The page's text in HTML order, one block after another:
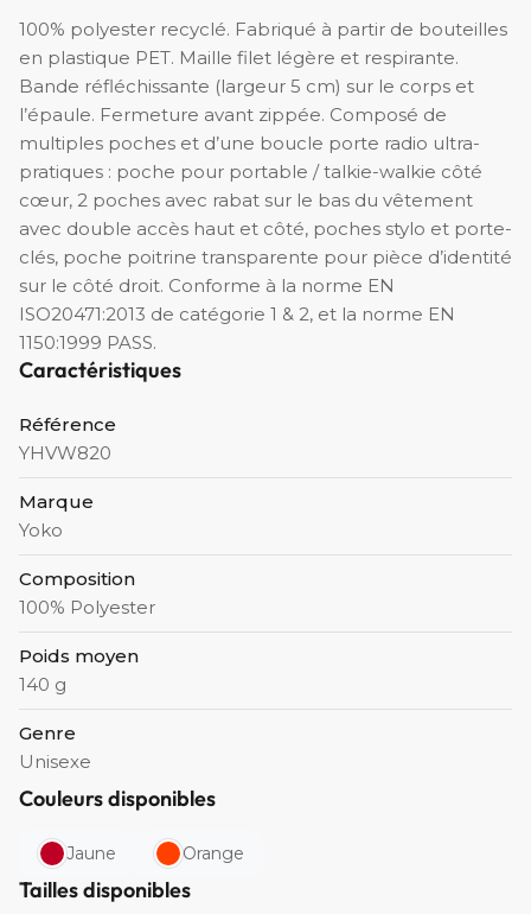
100% polyester recyclé. Fabriqué à partir de bouteilles
en plastique PET. Maille filet légère et respirante.
Bande réfléchissante (largeur 5 cm) sur le corps et
l’épaule. Fermeture avant zippée. Composé de
multiples poches et d’une boucle porte radio ultra-
pratiques : poche pour portable / talkie-walkie côté
cœur, 2 poches avec rabat sur le bas du vêtement
avec double accès haut et côté, poches stylo et porte-
clés, poche poitrine transparente pour pièce d’identité
sur le côté droit. Conforme à la norme EN
ISO20471:2013 de catégorie 1 & 2, et la norme EN
1150:1999 PASS.
Caractéristiques
Référence
YHVW820
Marque
Yoko
Composition
100% Polyester
Poids moyen
140 g
Genre
Unisexe
Couleurs disponibles
Jaune Orange
Tailles disponibles